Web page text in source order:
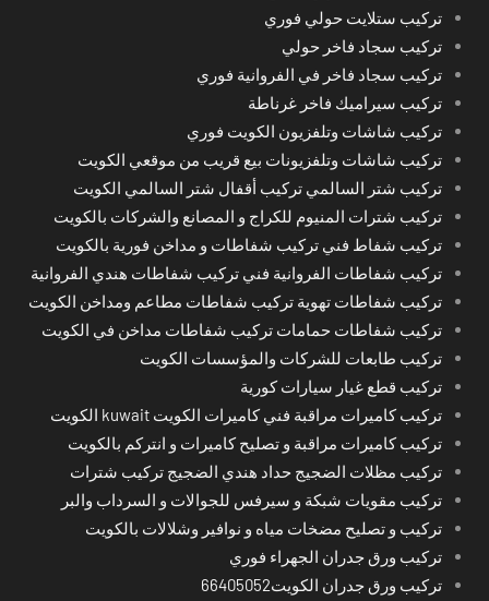
تركيب ستلايت حولي فوري
تركيب سجاد فاخر حولي
تركيب سجاد فاخر في الفروانية فوري
تركيب سيراميك فاخر غرناطة
تركيب شاشات وتلفزيون الكويت فوري
تركيب شاشات وتلفزيونات بيع قريب من موقعي الكويت
تركيب شتر السالمي تركيب أقفال شتر السالمي الكويت
تركيب شترات المنيوم للكراج و المصانع والشركات بالكويت
تركيب شفاط فني تركيب شفاطات و مداخن فورية بالكويت
تركيب شفاطات الفروانية فني تركيب شفاطات هندي الفروانية
تركيب شفاطات تهوية تركيب شفاطات مطاعم ومداخن الكويت
تركيب شفاطات حمامات تركيب شفاطات مداخن في الكويت
تركيب طابعات للشركات والمؤسسات الكويت
تركيب قطع غيار سيارات كورية
تركيب كاميرات مراقبة فني كاميرات الكويت kuwait الكويت
تركيب كاميرات مراقبة و تصليح كاميرات و انتركم بالكويت
تركيب مظلات الضجيج حداد هندي الضجيج تركيب شترات
تركيب مقويات شبكة و سيرفس للجوالات و السرداب والبر
تركيب و تصليح مضخات مياه و نوافير وشلالات بالكويت
تركيب ورق جدران الجهراء فوري
تركيب ورق جدران الكويت66405052